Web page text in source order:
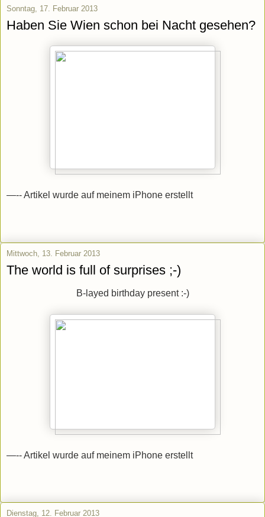
Sonntag, 17. Februar 2013
Haben Sie Wien schon bei Nacht gesehen?
—-- Artikel wurde auf meinem iPhone erstellt
Mittwoch, 13. Februar 2013
The world is full of surprises ;-)
B-layed birthday present :-)
—-- Artikel wurde auf meinem iPhone erstellt
Dienstag, 12. Februar 2013